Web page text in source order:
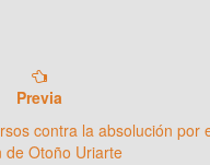
Previa
contra la absolución por
de Otoño Uriarte